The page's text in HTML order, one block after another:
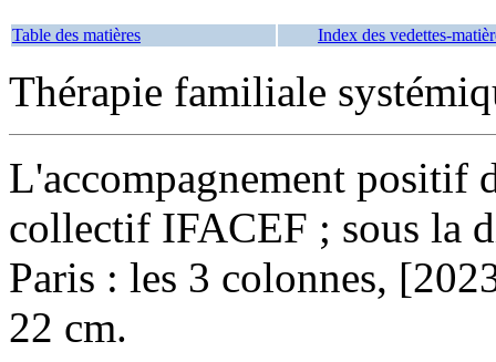
Table des matières Index des vedettes-
Thérapie familiale
L'accompagnement positif
collectif IFACEF ; sous la
Paris : les 3 colonnes,
22 cm.